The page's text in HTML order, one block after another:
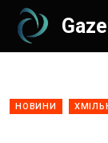
НОВИНИ